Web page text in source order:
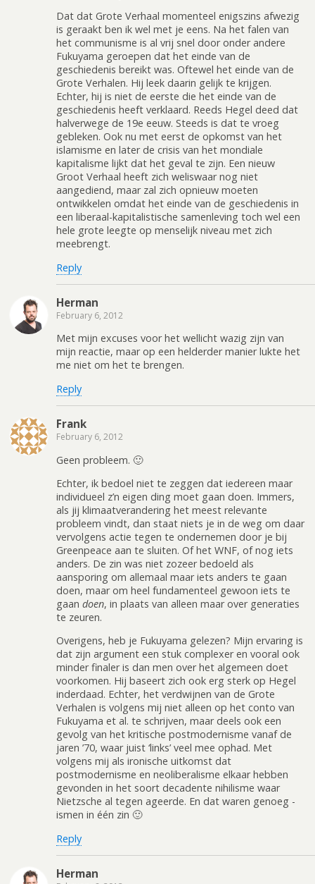
Dat dat Grote Verhaal momenteel enigszins afwezig
is geraakt ben ik wel met je eens. Na het falen van
het communisme is al vrij snel door onder andere
Fukuyama geroepen dat het einde van de
geschiedenis bereikt was. Oftewel het einde van de
Grote Verhalen. Hij leek daarin gelijk te krijgen.
Echter, hij is niet de eerste die het einde van de
geschiedenis heeft verklaard. Reeds Hegel deed dat
halverwege de 19e eeuw. Steeds is dat te vroeg
gebleken. Ook nu met eerst de opkomst van het
islamisme en later de crisis van het mondiale
kapitalisme lijkt dat het geval te zijn. Een nieuw
Groot Verhaal heeft zich weliswaar nog niet
aangediend, maar zal zich opnieuw moeten
ontwikkelen omdat het einde van de geschiedenis in
een liberaal-kapitalistische samenleving toch wel een
hele grote leegte op menselijk niveau met zich
meebrengt.
Reply
Herman
February 6, 2012
Met mijn excuses voor het wellicht wazig zijn van
mijn reactie, maar op een helderder manier lukte het
me niet om het te brengen.
Reply
Frank
February 6, 2012
Geen probleem. 🙂
Echter, ik bedoel niet te zeggen dat iedereen maar
individueel z’n eigen ding moet gaan doen. Immers,
als jij klimaatverandering het meest relevante
probleem vindt, dan staat niets je in de weg om daar
vervolgens actie tegen te ondernemen door je bij
Greenpeace aan te sluiten. Of het WNF, of nog iets
anders. De zin was niet zozeer bedoeld als
aansporing om allemaal maar iets anders te gaan
doen, maar om heel fundamenteel gewoon iets te
gaan doen, in plaats van alleen maar over generaties
te zeuren.
Overigens, heb je Fukuyama gelezen? Mijn ervaring is
dat zijn argument een stuk complexer en vooral ook
minder finaler is dan men over het algemeen doet
voorkomen. Hij baseert zich ook erg sterk op Hegel
inderdaad. Echter, het verdwijnen van de Grote
Verhalen is volgens mij niet alleen op het conto van
Fukuyama et al. te schrijven, maar deels ook een
gevolg van het kritische postmodernisme vanaf de
jaren ’70, waar juist ‘links’ veel mee ophad. Met
volgens mij als ironische uitkomst dat
postmodernisme en neoliberalisme elkaar hebben
gevonden in het soort decadente nihilisme waar
Nietzsche al tegen ageerde. En dat waren genoeg -
ismen in één zin 🙂
Reply
Herman